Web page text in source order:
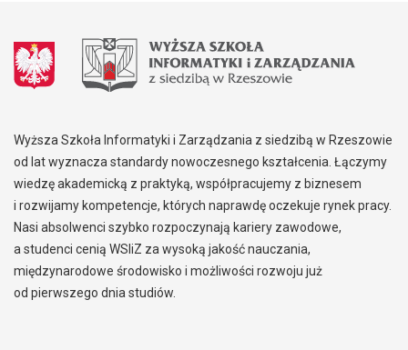
Wyższa Szkoła Informatyki i Zarządzania z siedzibą w Rzeszowie
od lat wyznacza standardy nowoczesnego kształcenia. Łączymy
wiedzę akademicką z praktyką, współpracujemy z biznesem
i rozwijamy kompetencje, których naprawdę oczekuje rynek pracy.
Nasi absolwenci szybko rozpoczynają kariery zawodowe,
a studenci cenią WSIiZ za wysoką jakość nauczania,
międzynarodowe środowisko i możliwości rozwoju już
od pierwszego dnia studiów.